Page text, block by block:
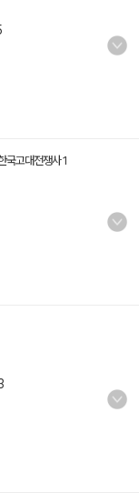
국고대전쟁사 1